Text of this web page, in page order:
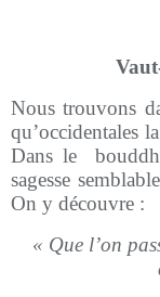
Nous trouvons
qu’occidentales
Dans le
sagesse
On y découvre :
« Que l’on